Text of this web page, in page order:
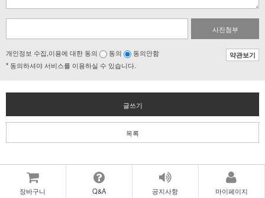
사진첨부
개인정보 수집,이용에 대한 동의 동의 동의안함
약관보기
* 동의하셔야 서비스를 이용하실 수 있습니다.
글쓰기
목록
장바구니 Q&A 공지사항 마이페이지